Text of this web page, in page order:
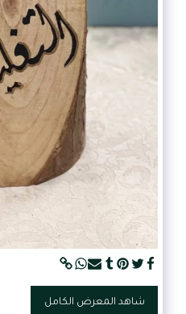
شاهد المعرض الكامل